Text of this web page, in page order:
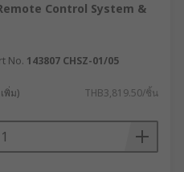
Control System &
No. 143807 CHSZ-01/05
พิ่ม) THB3,819.50/ชิ้น